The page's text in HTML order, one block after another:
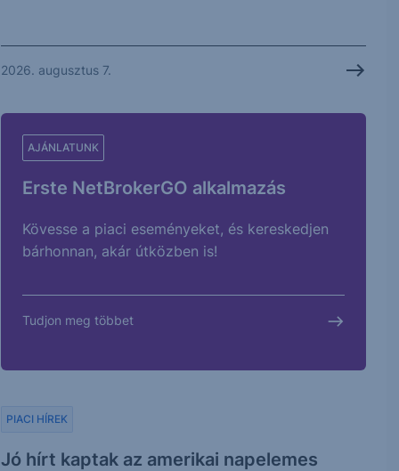
2026. augusztus 7.
AJÁNLATUNK
Erste NetBrokerGO alkalmazás
Kövesse a piaci eseményeket, és kereskedjen
bárhonnan, akár útközben is!
Tudjon meg többet
Jó hírt kaptak az amerikai napelemes
PIACI HÍREK